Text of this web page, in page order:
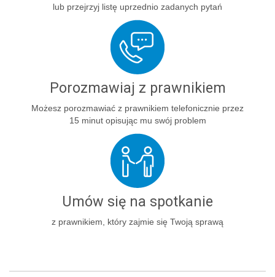
lub przejrzyj listę uprzednio zadanych pytań
Porozmawiaj z prawnikiem
Możesz porozmawiać z prawnikiem telefonicznie przez
15 minut opisując mu swój problem
Umów się na spotkanie
z prawnikiem, który zajmie się Twoją sprawą